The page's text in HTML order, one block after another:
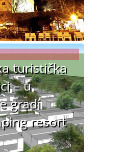
turistička
– u
gradi
resort